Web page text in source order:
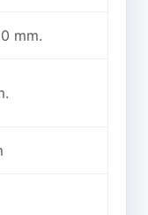
mm.